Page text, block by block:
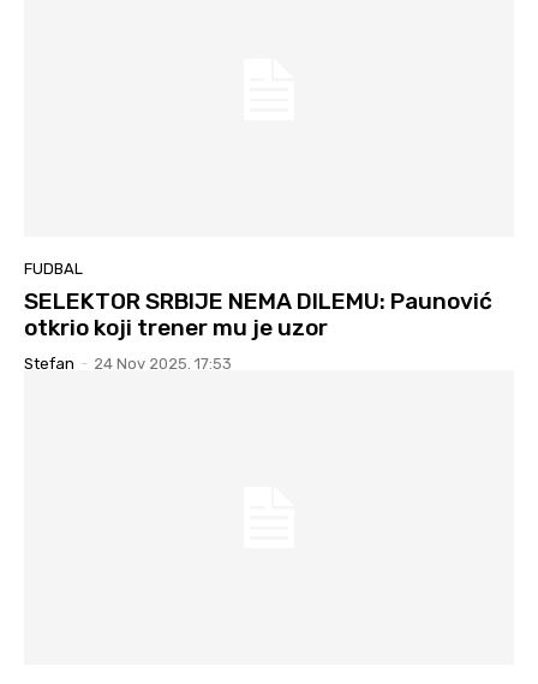
FUDBAL
SELEKTOR SRBIJE NEMA DILEMU: Paunović
otkrio koji trener mu je uzor
Stefan - 24 Nov 2025. 17:53